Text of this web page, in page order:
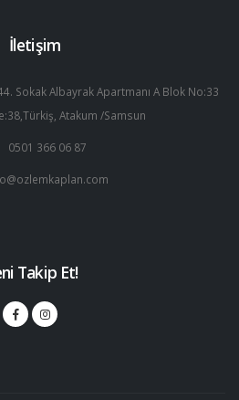
İletişim
Sokak Albayrak Apartmanı A Blok No:33
Atakum /Samsun
0501 366 06 87
Takip Et!